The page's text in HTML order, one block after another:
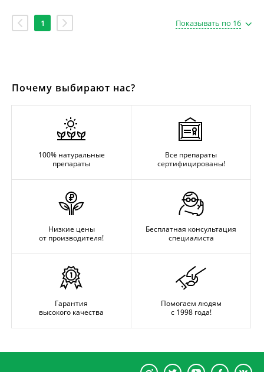
1 Показывать по 16
Почему выбирают нас?
100% натуральные
препараты
Все препараты
сертифицированы!
Низкие цены
от производителя!
Бесплатная консультация
специалиста
Гарантия
высокого качества
Помогаем людям
с 1998 года!